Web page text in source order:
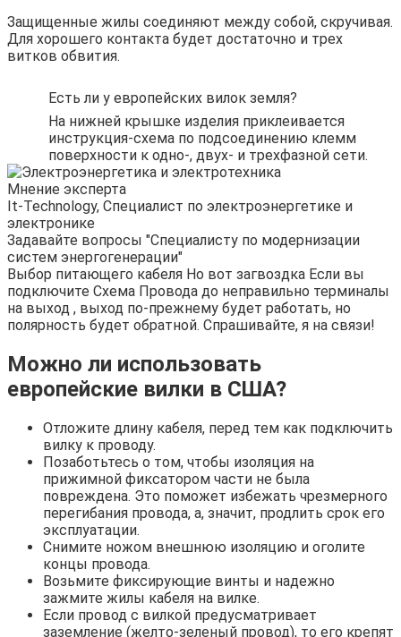
Защищенные жилы соединяют между собой, скручивая.
Для хорошего контакта будет достаточно и трех
витков обвития.
Есть ли у европейских вилок земля?
На нижней крышке изделия приклеивается
инструкция-схема по подсоединению клемм
поверхности к одно-, двух- и трехфазной сети.
Мнение эксперта
It-Technology, Cпециалист по электроэнергетике и
электронике
Задавайте вопросы "Специалисту по модернизации
систем энергогенерации"
Выбор питающего кабеля Но вот загвоздка Если вы
подключите Схема Провода до неправильно терминалы
на выход , выход по-прежнему будет работать, но
полярность будет обратной. Спрашивайте, я на связи!
Можно ли использовать
европейские вилки в США?
Отложите длину кабеля, перед тем как подключить
вилку к проводу.
Позаботьтесь о том, чтобы изоляция на
прижимной фиксатором части не была
повреждена. Это поможет избежать чрезмерного
перегибания провода, а, значит, продлить срок его
эксплуатации.
Снимите ножом внешнюю изоляцию и оголите
концы провода.
Возьмите фиксирующие винты и надежно
зажмите жилы кабеля на вилке.
Если провод с вилкой предусматривает
заземление (желто-зеленый провод), то его крепят